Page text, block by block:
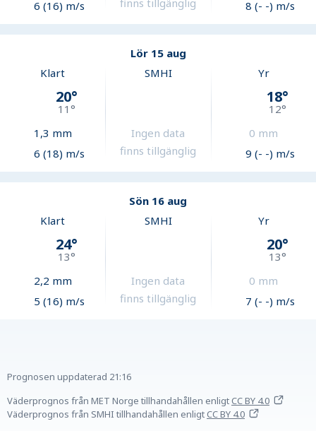
6 (16) m/s
finns tillgänglig
8 (- -) m/s
Lör 15 aug
Klart
20°
11°
1,3 mm
6 (18) m/s
SMHI
Ingen data
finns tillgänglig
Yr
18°
12°
0 mm
9 (- -) m/s
Sön 16 aug
Klart
24°
13°
2,2 mm
5 (16) m/s
SMHI
Ingen data
finns tillgänglig
Yr
20°
13°
0 mm
7 (- -) m/s
Prognosen uppdaterad 21:16
Väderprognos från MET Norge tillhandahållen enligtCC BY 4.0
Väderprognos från SMHI tillhandahållen enligtCC BY 4.0